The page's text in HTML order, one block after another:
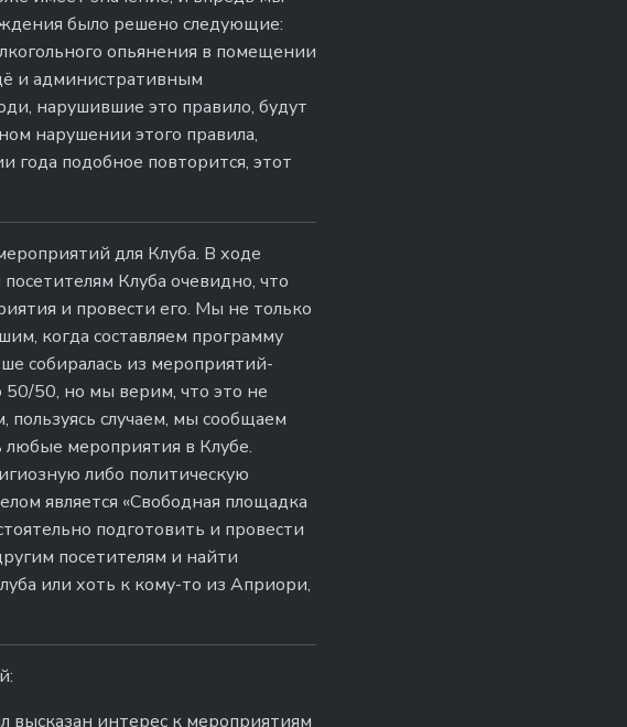
было решено следующие:
опьянения в помещении
и административным
нарушившие это правило, будут
нарушении этого правила,
года подобное повторится, этот
для Клуба. В ходе
Клуба очевидно, что
и провести его. Мы не только
когда составляем программу
собиралась из мероприятий-
50, но мы верим, что это не
случаем, мы сообщаем
любые мероприятия в Клубе.
либо политическую
является «Свободная площадка
подготовить и провести
посетителям и найти
или хоть к кому-то из Априори,
интерес к мероприятиям